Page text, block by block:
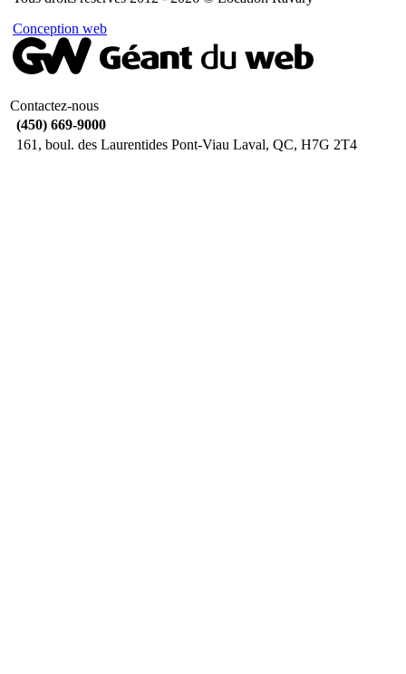
Conception web
Contactez-nous
(450) 669-9000
161, boul. des Laurentides Pont-Viau Laval, QC, H7G 2T4